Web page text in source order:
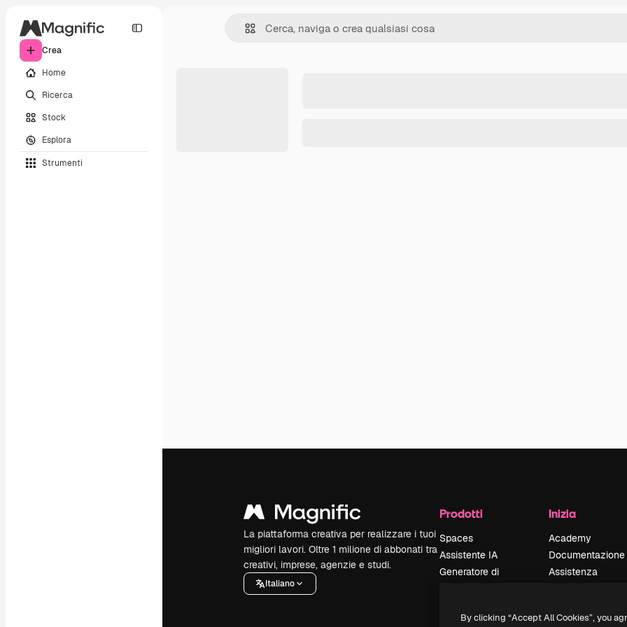
Crea
Home
Ricerca
Stock
Esplora
Strumenti
La piattaforma creativa per realizzare i tuoi
migliori lavori. Oltre 1 milione di abbonati tra
creativi, imprese, agenzie e studi.
Italiano
Prodotti
Spaces
Assistente IA
Generatore di
Inizia
Academy
Documentazione
Assistenza
Politica sulla
By clicking “Accept All Cookies”, you